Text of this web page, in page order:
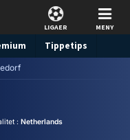
LIGAER MENY
Tippetips
: Netherlands